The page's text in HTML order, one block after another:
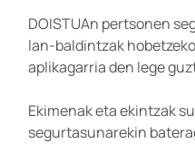
DOISTUAn pertsonen
lan-baldintzak
aplikagarria den lege
Ekimenak eta ekintzak
segurtasunarekin